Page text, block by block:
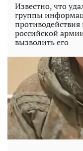
Известно, что
группы
российской
вызволить его